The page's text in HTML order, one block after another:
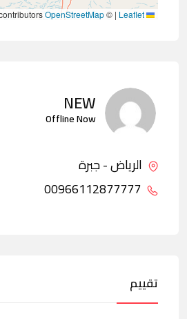
|
©
OpenStreetMap
NEW
Offline Now
الرياض - جبرة
تقييم